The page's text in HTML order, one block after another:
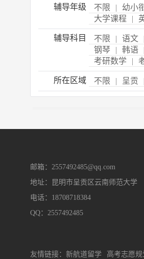
辅导年级 不限 | 幼小
大学课程
|
辅导科目 不限 | 语文
钢琴
| 韩语
考研数学
|
所在区域 不限 | 呈贡
邮箱：2557492485@qq.com
地址：昆明市呈贡区云南师范大学
电话：18708718384
QQ：2557492485
友情链接： 新航道留学 高考志愿规